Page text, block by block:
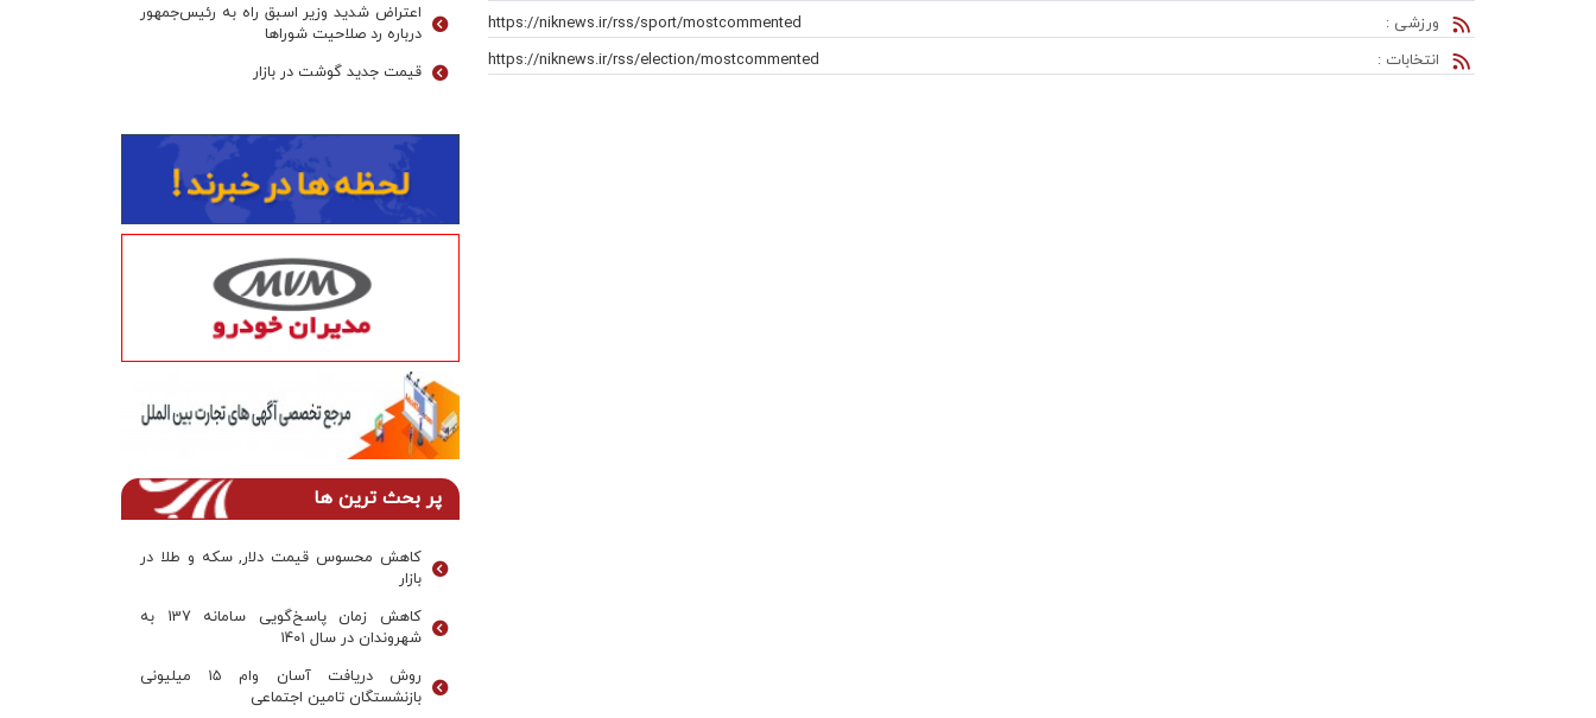
ورزشی :
https://niknews.ir/rss/sport/mostcommented
انتخابات :
https://niknews.ir/rss/election/mostcommented
اعتراض شدید وزیر اسبق راه به رئیس‌جمهور
درباره رد صلاحیت شوراها
قیمت جدید گوشت در بازار
پر بحث ترین ها
کاهش محسوس قیمت دلار, سکه و طلا در
بازار
کاهش زمان پاسخ‌گویی سامانه 137 به
شهروندان در سال ۱۴۰۱
روش دریافت آسان وام ۱۵ میلیونی
بازنشستگان تامین اجتماعی